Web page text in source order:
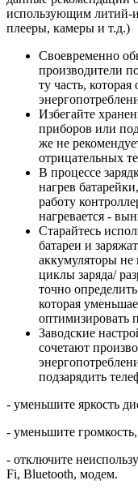
использующим литий-
плееры, камеры и т.д.)
Своевременно
производители
ту часть,
Избегайте
приборов или
же не
отрицательных
В процессе
нагрев
работу
нагревается -
Старайтесь
батареи и
аккумуляторы
циклы заряда/
точно
которая
оптимизировать
Заводские
сочетают
подзарядить
- уменьшите яркость
- уменьшите
- отключите
Fi, Bluetooth, модем.